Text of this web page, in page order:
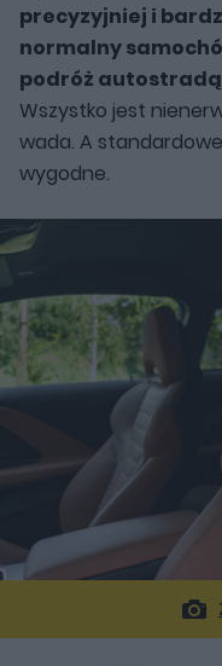
precyzyjniej i
normalny
podróż autostradą
Wszystko jest
wada. A
wygodne.